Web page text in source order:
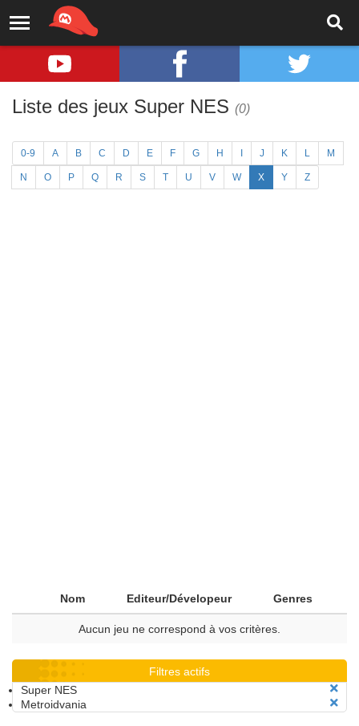
Liste des jeux Super NES (0)
0-9 A B C D E F G H J K L M
N O P Q R S T U V W X Y Z
Nom Editeur/Dévelopeur Genres
Aucun jeu ne correspond à vos critères.
Filtres actifs
Super NES
Metroidvania